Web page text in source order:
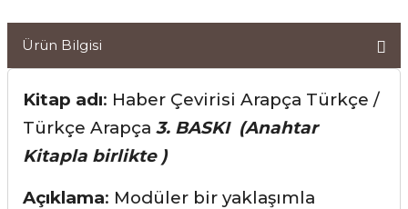
Ürün Bilgisi
Kitap adı: Haber Çevirisi Arapça Türkçe /
Türkçe Arapça 3. BASKI (Anahtar
Kitapla birlikte )
Açıklama: Modüler bir yaklaşımla